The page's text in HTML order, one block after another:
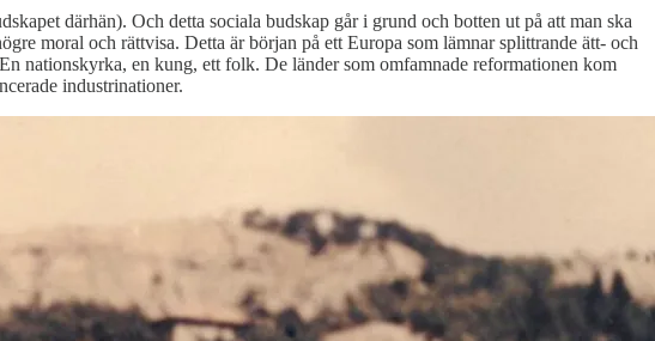
därhän). Och detta sociala budskap går i grund och botten ut på att man ska
moral och rättvisa. Detta är början på ett Europa som lämnar splittrande ätt- och
nationskyrka, en kung, ett folk. De länder som omfamnade reformationen kom
industrinationer.